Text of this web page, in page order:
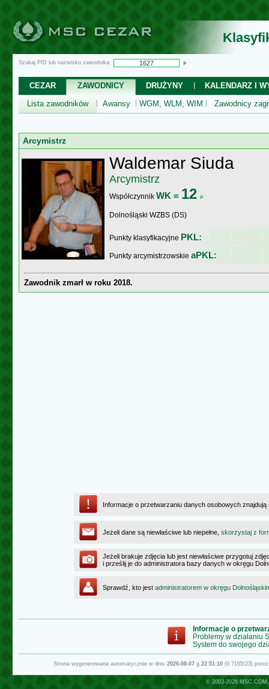
Szukaj PID lub nazwisko zawodnika:
CEZAR ZAWODNICY DRUŻYNY
KALENDARZ I
Lista zawodników
Awansy WGM, WLM, WIM Zawodnicy
Arcymistrz
Waldemar Siuda
Arcymistrz
Współczynnik WK = 12
Dolnośląski WZBS (DS)
Punkty klasyfikacyjne PKL:
Punkty arcymistrzowskie aPKL:
Zawodnik zmarł w roku 2018.
Informacje o przetwarzaniu danych osobowych
Jeżeli dane są niewłaściwe lub niepełne, skorzystaj z
Jeżeli brakuje zdjęcia lub jest niewłaściwe przygotuj
i prześlij je do administratora bazy danych w okręgu
Sprawdź, kto jest administratorem w okręgu
Informacje o
Problemy w działaniu
System do swojego
Strona wygenerowana automatycznie w dniu 2026-08-07g.22:51:10(0.7165/23)
© 2003-2026